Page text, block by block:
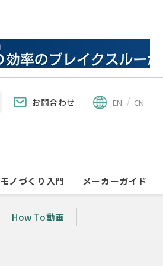
お問合わせ EN CN
モノづくり入門 メーカーガイド
How To動画